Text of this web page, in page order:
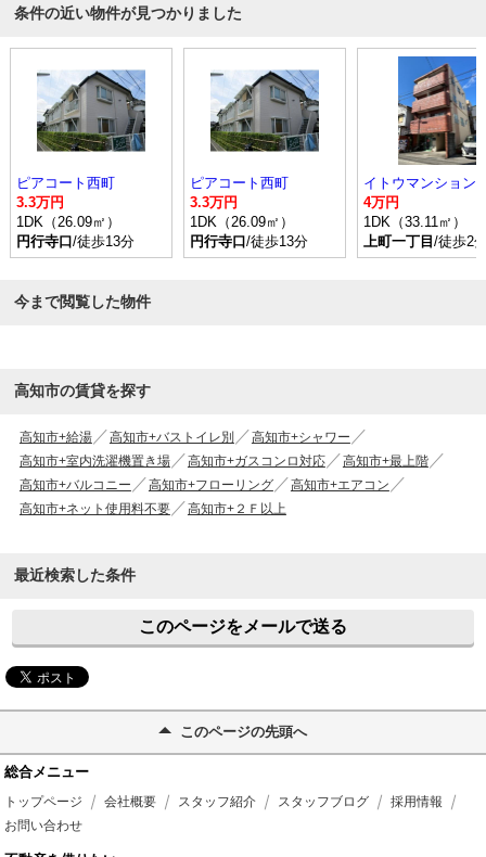
条件の近い物件が見つかりました
ピアコート西町
3.3万円
1DK（26.09㎡）
円行寺口/徒歩13分
ピアコート西町
3.3万円
1DK（26.09㎡）
円行寺口/徒歩13分
イトウマンションⅢ
4万円
1DK（33.11㎡）
上町一丁目 /徒歩2
今まで閲覧した物件
高知市の賃貸を探す
高知市+給湯 高知市+バストイレ別
高知市+シャワー
高知市+室内洗濯機置き場
高知市+ガスコンロ対応
高知市+最上階
高知市+バルコニー
高知市+フローリング
高知市+エアコン
高知市+ネット使用料不要
高知市+２Ｆ以上
最近検索した条件
このページをメールで送る
このページの先頭へ
総合メニュー
トップページ 会社概要 スタッフ紹介 スタッフブログ
採用情報
お問い合わせ